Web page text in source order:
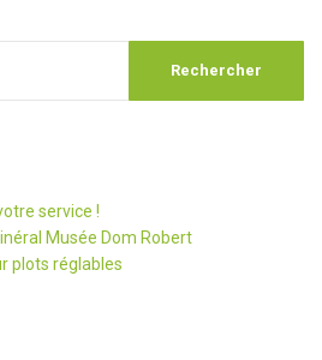
service !
Musée Dom Robert
plots réglables